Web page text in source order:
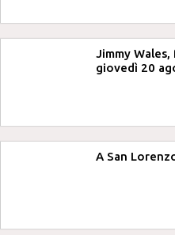
Jimmy
giovedì 20
A San